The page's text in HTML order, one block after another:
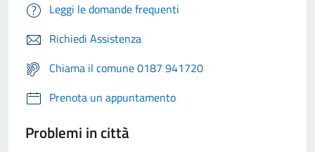
Leggi le domande frequenti
Richiedi Assistenza
Chiama il comune 0187 941720
Prenota un appuntamento
Problemi in città